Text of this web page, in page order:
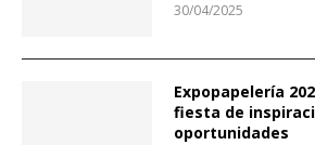
30/04/2025
Expopapelería
fiesta de
oportunidades